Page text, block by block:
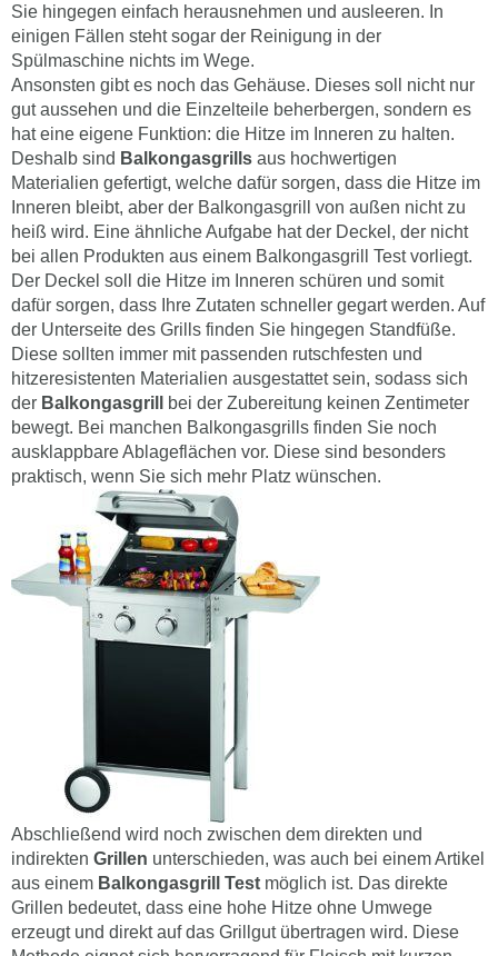
Sie hingegen einfach herausnehmen und ausleeren. In
einigen Fällen steht sogar der Reinigung in der
Spülmaschine nichts im Wege.
Ansonsten gibt es noch das Gehäuse. Dieses soll nicht nur
gut aussehen und die Einzelteile beherbergen, sondern es
hat eine eigene Funktion: die Hitze im Inneren zu halten.
Deshalb sind Balkongasgrills aus hochwertigen
Materialien gefertigt, welche dafür sorgen, dass die Hitze im
Inneren bleibt, aber der Balkongasgrill von außen nicht zu
heiß wird. Eine ähnliche Aufgabe hat der Deckel, der nicht
bei allen Produkten aus einem Balkongasgrill Test vorliegt.
Der Deckel soll die Hitze im Inneren schüren und somit
dafür sorgen, dass Ihre Zutaten schneller gegart werden. Auf
der Unterseite des Grills finden Sie hingegen Standfüße.
Diese sollten immer mit passenden rutschfesten und
hitzeresistenten Materialien ausgestattet sein, sodass sich
der Balkongasgrill
bei der Zubereitung keinen Zentimeter
bewegt. Bei manchen Balkongasgrills finden Sie noch
ausklappbare Ablageflächen vor. Diese sind besonders
praktisch, wenn Sie sich mehr Platz wünschen.
Abschließend wird noch zwischen dem direkten und
indirekten Grillen unterschieden, was auch bei einem Artikel
aus einem Balkongasgrill Test möglich ist. Das direkte
Grillen bedeutet, dass eine hohe Hitze ohne Umwege
erzeugt und direkt auf das Grillgut übertragen wird. Diese